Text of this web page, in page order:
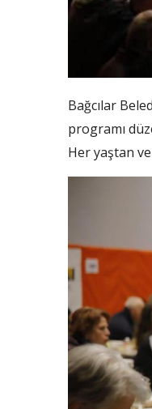
Bağcılar
programı
Her yaştan